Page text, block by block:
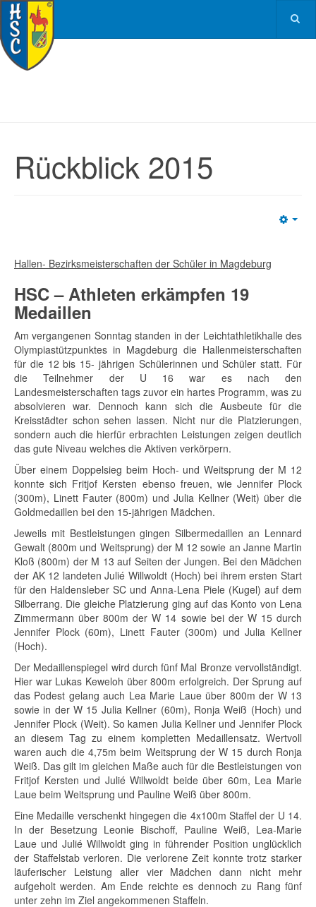
Rückblick 2015
Hallen- Bezirksmeisterschaften der Schüler in Magdeburg
HSC – Athleten erkämpfen 19
Medaillen
Am vergangenen Sonntag standen in der Leichtathletikhalle des
Olympiastützpunktes in Magdeburg die Hallenmeisterschaften
für die 12 bis 15- jährigen Schülerinnen und Schüler statt. Für
die Teilnehmer der U 16 war es nach den
Landesmeisterschaften tags zuvor ein hartes Programm, was zu
absolvieren war. Dennoch kann sich die Ausbeute für die
Kreisstädter schon sehen lassen. Nicht nur die Platzierungen,
sondern auch die hierfür erbrachten Leistungen zeigen deutlich
das gute Niveau welches die Aktiven verkörpern.
Über einem Doppelsieg beim Hoch- und Weitsprung der M 12
konnte sich Fritjof Kersten ebenso freuen, wie Jennifer Plock
(300m), Linett Fauter (800m) und Julia Kellner (Weit) über die
Goldmedaillen bei den 15-jährigen Mädchen.
Jeweils mit Bestleistungen gingen Silbermedaillen an Lennard
Gewalt (800m und Weitsprung) der M 12 sowie an Janne Martin
Kloß (800m) der M 13 auf Seiten der Jungen. Bei den Mädchen
der AK 12 landeten Julié Willwoldt (Hoch) bei ihrem ersten Start
für den Haldensleber SC und Anna-Lena Piele (Kugel) auf dem
Silberrang. Die gleiche Platzierung ging auf das Konto von Lena
Zimmermann über 800m der W 14 sowie bei der W 15 durch
Jennifer Plock (60m), Linett Fauter (300m) und Julia Kellner
(Hoch).
Der Medaillenspiegel wird durch fünf Mal Bronze vervollständigt.
Hier war Lukas Keweloh über 800m erfolgreich. Der Sprung auf
das Podest gelang auch Lea Marie Laue über 800m der W 13
sowie in der W 15 Julia Kellner (60m), Ronja Weiß (Hoch) und
Jennifer Plock (Weit). So kamen Julia Kellner und Jennifer Plock
an diesem Tag zu einem kompletten Medaillensatz. Wertvoll
waren auch die 4,75m beim Weitsprung der W 15 durch Ronja
Weiß. Das gilt im gleichen Maße auch für die Bestleistungen von
Fritjof Kersten und Julié Willwoldt beide über 60m, Lea Marie
Laue beim Weitsprung und Pauline Weiß über 800m.
Eine Medaille verschenkt hingegen die 4x100m Staffel der U 14.
In der Besetzung Leonie Bischoff, Pauline Weiß, Lea-Marie
Laue und Julié Willwoldt ging in führender Position unglücklich
der Staffelstab verloren. Die verlorene Zeit konnte trotz starker
läuferischer Leistung aller vier Mädchen dann nicht mehr
aufgeholt werden. Am Ende reichte es dennoch zu Rang fünf
unter zehn im Ziel angekommenen Staffeln.